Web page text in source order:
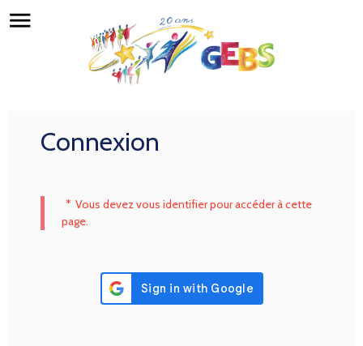
menu
Connexion
* Vous devez vous identifier pour accéder à cette
page.